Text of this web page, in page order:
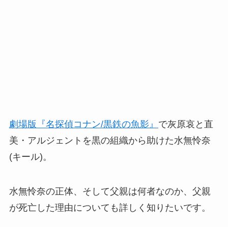
劇場版『名探偵コナン/黒鉄の魚影』 で灰原哀と直
美・アルジェントを黒の組織から助けた水無怜奈
(キール)。
水無怜奈の正体、そして父親は何者なのか、父親
が死亡した理由についても詳しく知りたいです。